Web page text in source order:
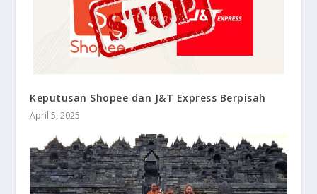
Keputusan Shopee dan J&T Express Berpisah
April 5, 2025